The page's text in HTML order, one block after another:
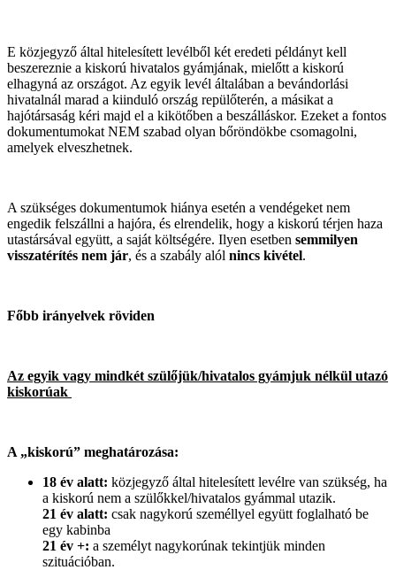
E közjegyző által hitelesített levélből két eredeti példányt kell
beszereznie a kiskorú hivatalos gyámjának, mielőtt a kiskorú
elhagyná az országot. Az egyik levél általában a bevándorlási
hivatalnál marad a kiinduló ország repülőterén, a másikat a
hajótársaság kéri majd el a kikötőben a beszálláskor. Ezeket a fontos
dokumentumokat NEM szabad olyan bőröndökbe csomagolni,
amelyek elveszhetnek.
A szükséges dokumentumok hiánya esetén a vendégeket nem
engedik felszállni a hajóra, és elrendelik, hogy a kiskorú térjen haza
utastársával együtt, a saját költségére. Ilyen esetben semmilyen
visszatérítés nem jár, és a szabály alól nincs kivétel.
Főbb irányelvek röviden
Az egyik vagy mindkét szülőjük/hivatalos gyámjuk nélkül utazó
kiskorúak
A „kiskorú” meghatározása:
18 év alatt: közjegyző által hitelesített levélre van szükség, ha
a kiskorú nem a szülőkkel/hivatalos gyámmal utazik.
21 év alatt: csak nagykorú személlyel együtt foglalható be
egy kabinba
21 év +: a személyt nagykorúnak tekintjük minden
szituációban.